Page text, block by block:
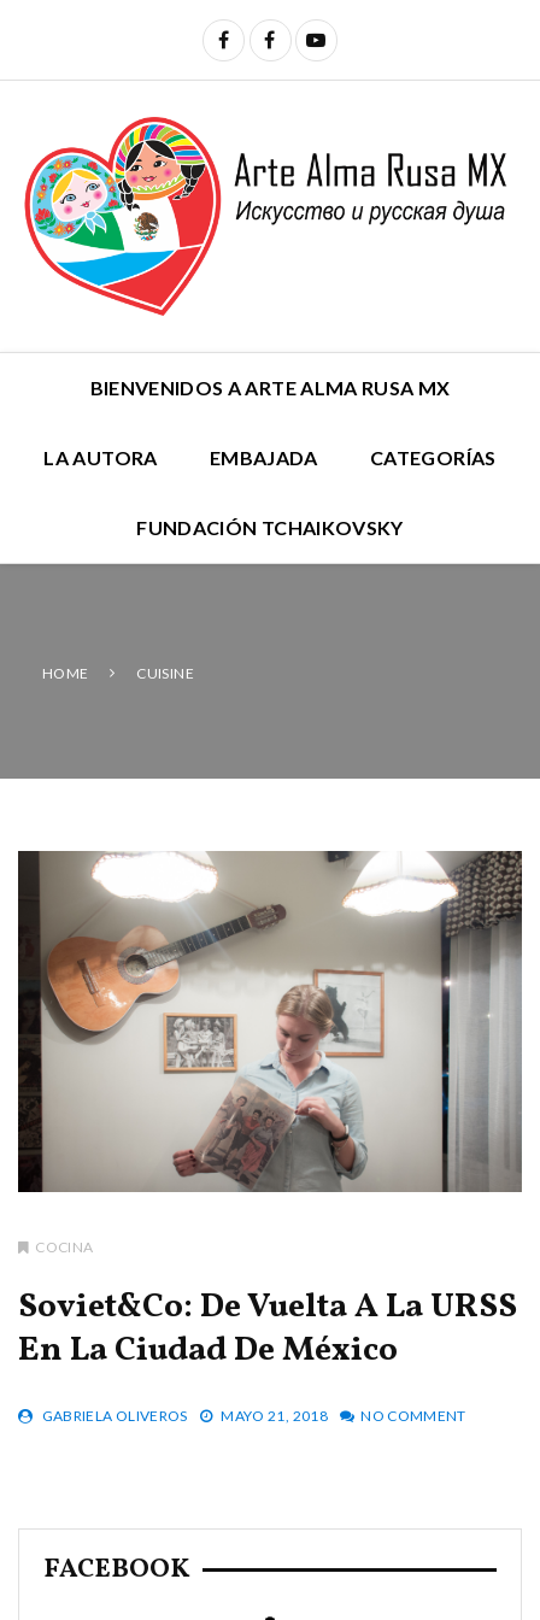
BIENVENIDOS A ARTE ALMA RUSA MX
LA AUTORA EMBAJADA CATEGORÍAS
FUNDACIÓN TCHAIKOVSKY
HOME CUISINE
COCINA
Soviet&Co: De Vuelta A La URSS
En La Ciudad De México
GABRIELA OLIVEROS MAYO 21, 2018 NO COMMENT
FACEBOOK